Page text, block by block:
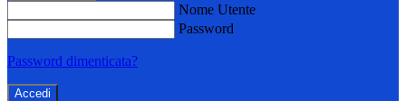
Nome Utente
Password
Password dimenticata?